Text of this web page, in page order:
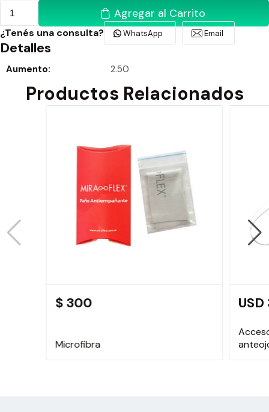
Agregar al Carrito
¿Tenés una consulta? WhatsApp Email
Detalles
Aumento: 2.50
Productos Relacionados
$ 300
Microfibra